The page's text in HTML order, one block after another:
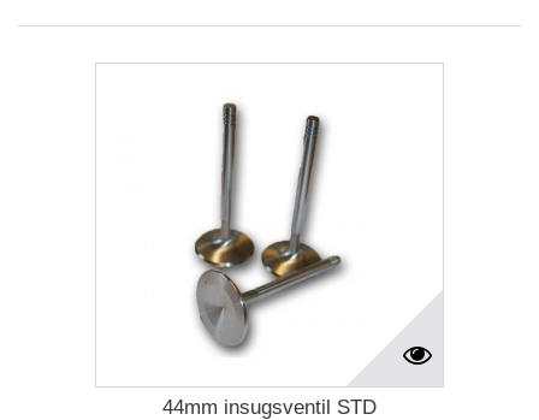
44mm insugsventil STD